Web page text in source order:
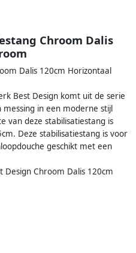
Chroom Dalis
Dalis 120cm Horizontaal
Best Design komt uit de serie
in een moderne stijl
van deze stabilisatiestang is
Deze stabilisatiestang is voor
geschikt met een
Design Chroom Dalis 120cm